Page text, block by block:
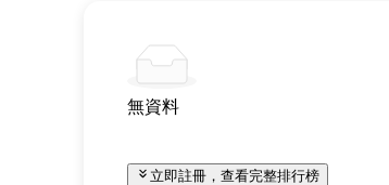
無資料
立即註冊，查看完整排行榜